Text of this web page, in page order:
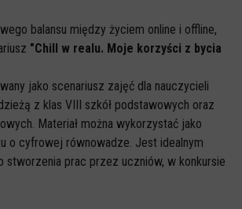
balansu między życiem online i offline,
"Chill w realu. Moje korzyści z bycia
jako scenariusz zajęć dla nauczycieli
z klas VIII szkół podstawowych oraz
Materiał można wykorzystać jako
o cyfrowej równowadze. Jest idealnym
stworzenia prac przez uczniów, w konkursie
"Koryntia"
"Dezinfo"
cyberhigienie "Digital Brainiacs"
"Cybermaster"